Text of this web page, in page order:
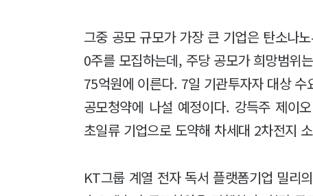
그중 공모 규모가 가장 큰 기업은 탄소나
0주를 모집하는데, 주당 공모가 희망범
75억원에 이른다. 7일 기관투자자 대상
공모청약에 나설 예정이다. 강득주 제이
초일류 기업으로 도약해 차세대 2차전지
KT그룹 계열 전자 독서 플랫폼기업 밀리